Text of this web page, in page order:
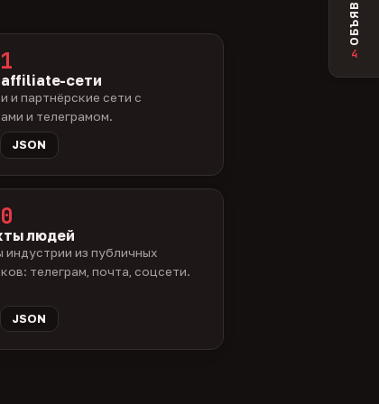
affiliate-сети
и партнёрские сети с
и телеграмом.
JSON
людей
индустрии из публичных
телеграм, почта, соцсети.
JSON
4